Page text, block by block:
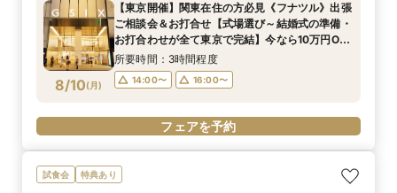
8/9(日)
所要時間：3時間程度
9:00〜
9:30〜
14:00〜
15:00〜
8/9(日)
9:00〜
9:30〜
14:00〜
15:00〜
フェアを予約
8/9(日)
ア～
所要時間：3時間程度
9:00〜
9:30〜
14:00〜
15:00〜
8/9(日)
試食付き】
所要時間：3時間程度
9:00〜
9:30〜
14:00〜
15:00〜
8/9(日)
9:00〜
9:30〜
14:00〜
15:00〜
フェアを予約
8/9(日)
今なら10万円OFFや新幹線代プレゼントも！
所要時間：3時間程度
9:00〜 15:00〜
フェアを予約
8/10(月)
【東京開催】関東在住の方必見《フナツル》出張
ご相談会＆お打合せ【式場選び～結婚式の準備・
お打合わせが全て東京で完結】今なら10万円OFF
や新幹線代プレゼントも！
所要時間：3時間程度
14:00〜 16:00〜
フェアを予約
試食会 特典あり